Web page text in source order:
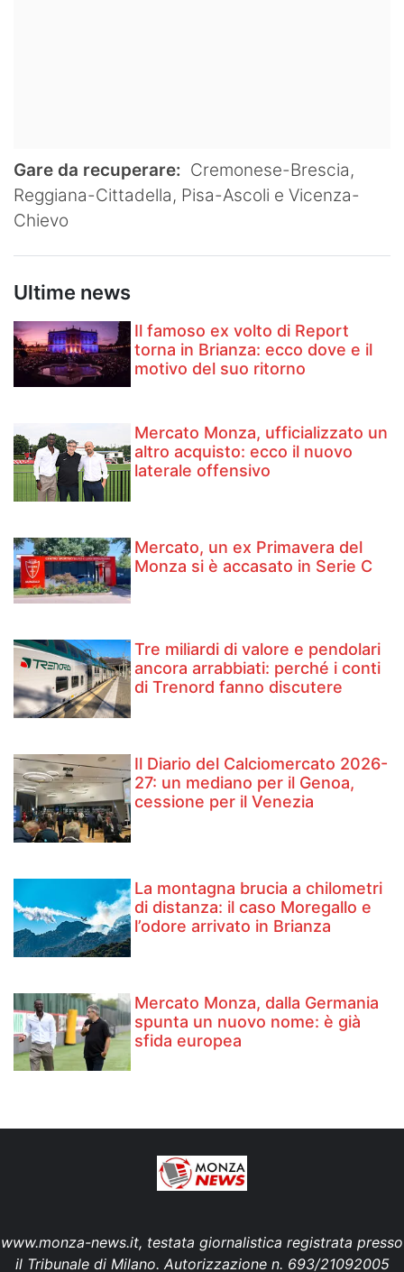
Gare da recuperare: Cremonese-Brescia,
Reggiana-Cittadella, Pisa-Ascoli e Vicenza-
Chievo
Ultime news
Il famoso ex volto di Report
torna in Brianza: ecco dove e il
motivo del suo ritorno
Mercato Monza, ufficializzato un
altro acquisto: ecco il nuovo
laterale offensivo
Mercato, un ex Primavera del
Monza si è accasato in Serie C
Tre miliardi di valore e pendolari
ancora arrabbiati: perché i conti
di Trenord fanno discutere
Il Diario del Calciomercato 2026-
27: un mediano per il Genoa,
cessione per il Venezia
La montagna brucia a chilometri
di distanza: il caso Moregallo e
l’odore arrivato in Brianza
Mercato Monza, dalla Germania
spunta un nuovo nome: è già
sfida europea
www.monza-news.it, testata giornalistica registrata presso
il Tribunale di Milano. Autorizzazione n. 693/21092005